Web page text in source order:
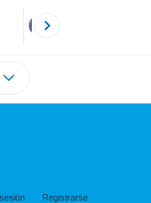
Registrarse